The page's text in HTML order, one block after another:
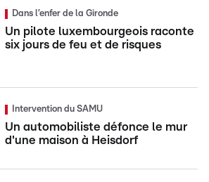
Dans l’enfer de la Gironde
Un pilote luxembourgeois raconte
six jours de feu et de risques
Intervention du SAMU
Un automobiliste défonce le mur
d'une maison à Heisdorf